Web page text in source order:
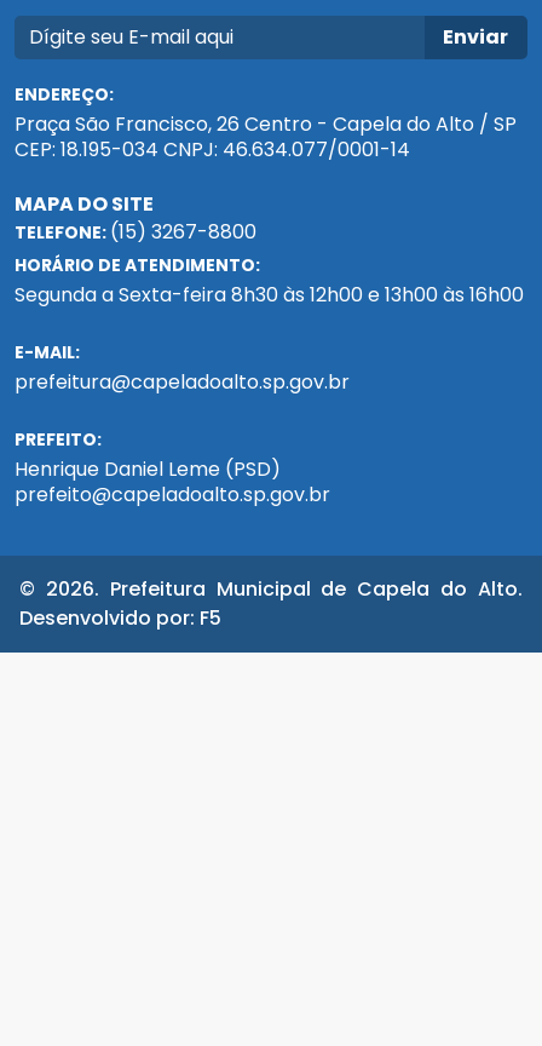
Enviar
ENDEREÇO:
Praça São Francisco, 26 Centro - Capela do Alto / SP
CEP: 18.195-034 CNPJ: 46.634.077/0001-14
MAPA DO SITE
TELEFONE: (15) 3267-8800
HORÁRIO DE ATENDIMENTO:
Segunda a Sexta-feira 8h30 às 12h00 e 13h00 às 16h00
E-MAIL:
prefeitura@capeladoalto.sp.gov.br
PREFEITO:
Henrique Daniel Leme (PSD)
prefeito@capeladoalto.sp.gov.br
© 2026. Prefeitura Municipal de Capela do Alto.
Desenvolvido por: F5